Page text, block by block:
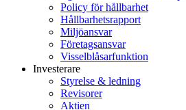
Policy för hållbarhet
Hållbarhetsrapport
Miljöansvar
Företagsansvar
Visselblåsarfunktion
Investerare
Styrelse & ledning
Revisorer
Aktien